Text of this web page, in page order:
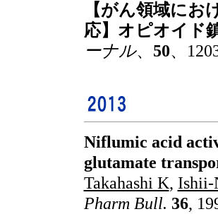
【がん領域に
応】オピオイド
ーナル、 50、
Niflumic acid
glutamate
Takahashi K, Ishii-
Pharm Bull. 36,